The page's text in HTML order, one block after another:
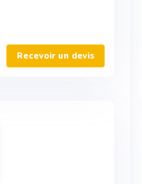
Recevoir un devis